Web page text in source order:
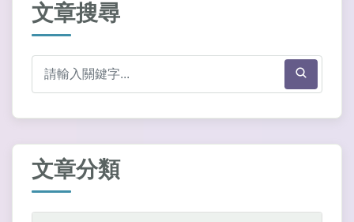
文章搜尋
文章分類